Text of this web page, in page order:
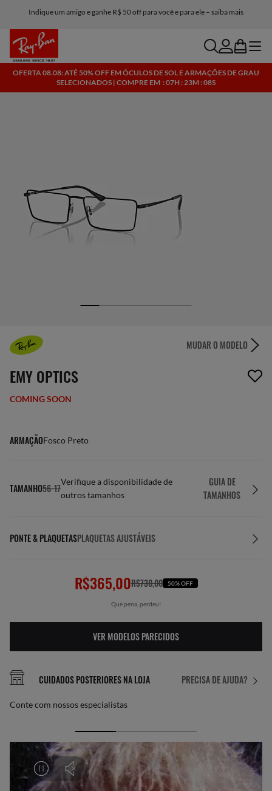
Indique um amigo e ganhe R$ 50 off para você e para ele – saiba mais
searchaccount
bag menu
OFERTA 08.08: ATÉ 50% OFF EM ÓCULOS DE SOL E ARMAÇÕES DE GRAU
SELECIONADOS | COMPRE EM : 07H : 23M : 07S
MUDAR O MODELO
1 item foi removido da sua lista de desejos
EMY OPTICS
COMING SOON
ARMAÇÃOFosco Preto
TAMANHO56-17
Verifique a disponibilidade de
outros tamanhos
GUIA DE
TAMANHOS
PONTE & PLAQUETASPLAQUETAS AJUSTÁVEIS
R$365,00R$730,00 50% OFF
Que pena, perdeu!
VER MODELOS PARECIDOS
PRECISA DE AJUDA?
CUIDADOS POSTERIORES NA LOJA
Conte com nossos especialistas